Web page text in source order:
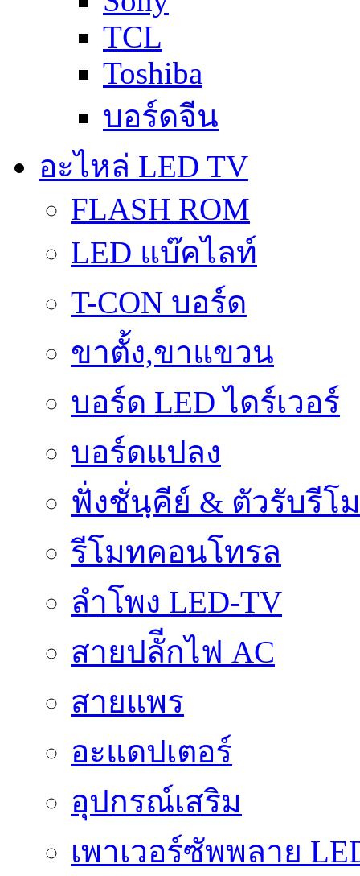
TCL
Toshiba
บอร์ดจีน
อะไหล่ LED TV
FLASH ROM
LED แบ๊คไลท์
T-CON บอร์ด
ขาตั้ง,ขาแขวน
บอร์ด LED ไดร์เวอร์
บอร์ดแปลง
ฟั่งชั่นฺคีย์ & ตัวรับรีโ
รีโมทคอนโทรล
ลำโพง LED-TV
สายปลัีกไฟ AC
สายแพร
อะแดปเตอร์
อุปกรณ์เสริม
เพาเวอร์ซัพพลาย